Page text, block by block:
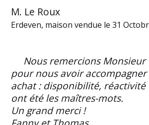
M. Le Roux
Erdeven, maison vendue le 31
Nous remercions Monsieur
pour nous avoir
achat : disponibilité, réactivité
ont été les maîtres-mots.
Un grand merci !